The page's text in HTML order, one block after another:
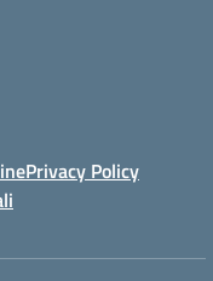
Privacy Policy